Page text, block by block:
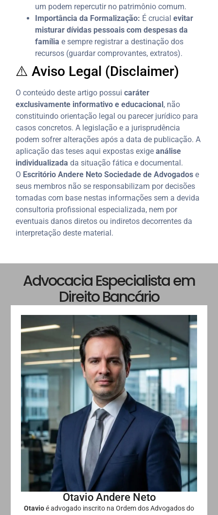
um podem repercutir no patrimônio comum.
Importância da Formalização: É crucialevitar
misturar dívidas pessoais com despesas da
família e sempre registrar a destinação dos
recursos (guardar comprovantes, extratos).
⚠️ Aviso Legal (Disclaimer)
O conteúdo deste artigo possuicaráter
exclusivamente informativo e educacional, não
constituindo orientação legal ou parecer jurídico para
casos concretos. A legislação e a jurisprudência
podem sofrer alterações após a data de publicação. A
aplicação das teses aqui expostas exigeanálise
individualizada da situação fática e documental.
O Escritório Andere Neto Sociedade de Advogados e
seus membros não se responsabilizam por decisões
tomadas com base nestas informações sem a devida
consultoria profissional especializada, nem por
eventuais danos diretos ou indiretos decorrentes da
interpretação deste material.
Advocacia Especialista em
Direito Bancário
Otavio Andere Neto
Otavioé advogado inscrito na Ordem dos Advogados do